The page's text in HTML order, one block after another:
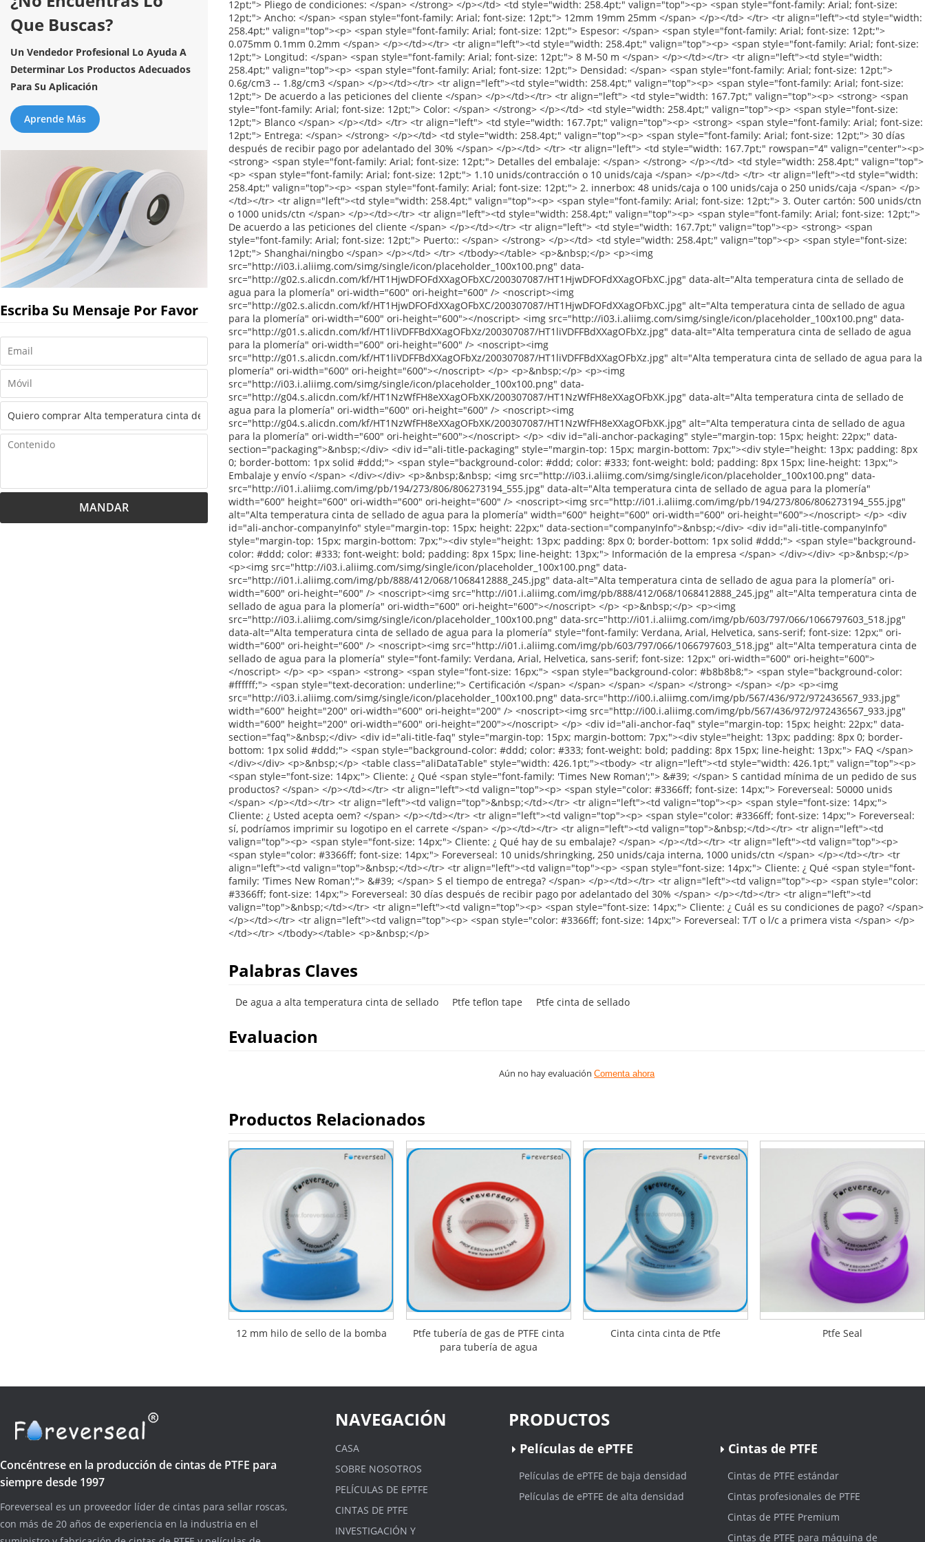
Que Buscas?
Un Vendedor Profesional Lo Ayuda A
Determinar Los Productos Adecuados
Para Su Aplicación
Aprende Más
Escriba Su Mensaje Por Favor
MANDAR
Palabras Claves
De agua a alta temperatura cinta de sellado Ptfe teflon tape Ptfe cinta de sellado
Evaluacion
Aún no hay evaluaciónComenta ahora
Productos Relacionados
12 mm hilo de sello de la bomba
Ptfe tubería de gas de PTFE cinta
para tubería de agua
Cinta cinta cinta de Ptfe Ptfe Seal
Concéntrese en la producción de cintas de PTFE para
siempre desde 1997
Foreverseal es un proveedor líder de cintas para sellar roscas,
con más de 20 años de experiencia en la industria en el
NAVEGACIÓN
CASA
SOBRE NOSOTROS
PELÍCULAS DE EPTFE
CINTAS DE PTFE
INVESTIGACIÓN Y
PRODUCTOS
Películas de ePTFE
Películas de ePTFE de baja densidad
Películas de ePTFE de alta densidad
Cintas de PTFE
Cintas de PTFE estándar
Cintas profesionales de PTFE
Cintas de PTFE Premium
Cintas de PTFE para máquina de